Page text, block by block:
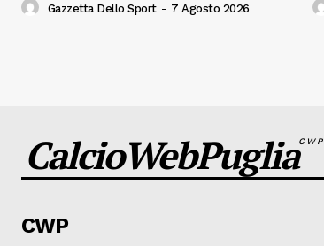
Gazzetta Dello Sport - 7 Agosto 2026
CalcioWebPugliaCWP
CWP